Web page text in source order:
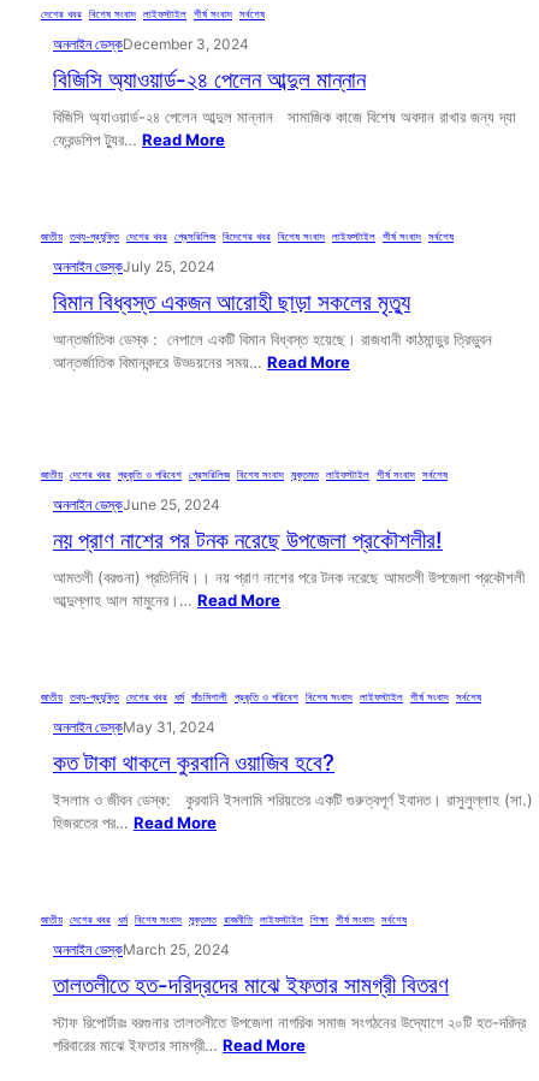
দেশের খবর বিশেষ সংবাদ লাইফস্টাইল শীর্ষ সংবাদ সর্বশেষ
অনলাইন ডেস্কDecember 3, 2024
বিজিসি অ্যাওয়ার্ড-২৪ পেলেন আব্দুল মান্নান
বিজিসি অ্যাওয়ার্ড-২৪ পেলেন আব্দুল মান্নান সামাজিক কাজে বিশেষ অবদান রাখার জন্য দ্যা
ফ্রেন্ডশিপ ট্যুর… Read More
জাতীয় , তথ্য-প্রযুক্তি, দেশের খবর প্রেসরিলিজ, বিদেশের খবর বিশেষ সংবাদ লাইফস্টাইল শীর্ষ সংবাদ সর্বশেষ
অনলাইন ডেস্কJuly 25, 2024
বিমান বিধ্বস্ত একজন আরোহী ছাড়া সকলের মৃত্যু
আন্তর্জাতিক ডেস্ক : নেপালে একটি বিমান বিধ্বস্ত হয়েছে। রাজধানী কাঠমান্ডুর ত্রিভুবন
আন্তর্জাতিক বিমানবন্দরে উড্ডয়নের সময়… Read More
জাতীয় দেশের খবর প্রকৃতি ও পরিবেশ প্রেসরিলিজ, বিশেষ সংবাদ মুক্তমত, লাইফস্টাইল শীর্ষ সংবাদ সর্বশেষ
অনলাইন ডেস্কJune 25, 2024
নয় প্রাণ নাশের পর টনক নরেছে উপজেলা প্রকৌশলীর!
আমতলী (বরগুনা) প্রতিনিধি।। নয় প্রাণ নাশের পরে টনক নরেছে আমতলী উপজেলা প্রকৌশলী
আব্দুল্লাহ আল মামুনের।… Read More
জাতীয় , তথ্য-প্রযুক্তি, দেশের খবর ধর্ম, পাঁচমিশালী প্রকৃতি ও পরিবেশ বিশেষ সংবাদ লাইফস্টাইল শীর্ষ সংবাদ সর্বশেষ
অনলাইন ডেস্কMay 31, 2024
কত টাকা থাকলে কুরবানি ওয়াজিব হবে?
ইসলাম ও জীবন ডেস্ক: কুরবানি ইসলামি শরিয়তের একটি গুরুত্বপূর্ণ ইবাদত। রাসুলুল্লাহ (সা.)
হিজরতের পর… Read More
জাতীয় দেশের খবর ধর্ম, বিশেষ সংবাদ মুক্তমত, রাজনীতি, লাইফস্টাইল শিক্ষা শীর্ষ সংবাদ সর্বশেষ
অনলাইন ডেস্কMarch 25, 2024
তালতলীতে হত-দরিদ্রদের মাঝে ইফতার সামগ্রী বিতরণ
স্টাফ রিপোর্টারঃ বরগুনার তালতলীতে উপজেলা নাগরিক সমাজ সংগঠনের উদ্যোগে ২০টি হত-দরিদ্র
পরিবারের মাঝে ইফতার সামগ্রী… Read More